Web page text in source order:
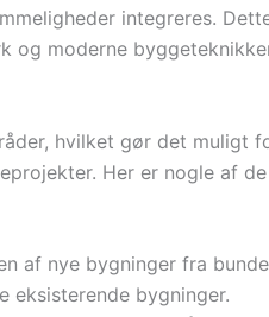
integreres.
og moderne
hvilket gør det muligt
Her er nogle af
af nye bygninger fra
eksisterende bygninger.